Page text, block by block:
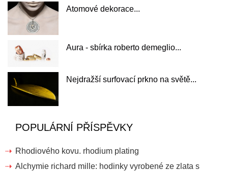
Atomové dekorace...
Aura - sbírka roberto demeglio...
Nejdražší surfovací prkno na světě...
POPULÁRNÍ PŘÍSPĚVKY
Rhodiového kovu. rhodium plating
Alchymie richard mille: hodinky vyrobené ze zlata s